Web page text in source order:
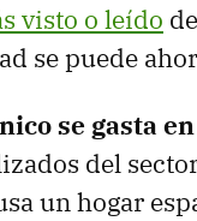
visto o leído
se puede
se gasta
del
un hogar